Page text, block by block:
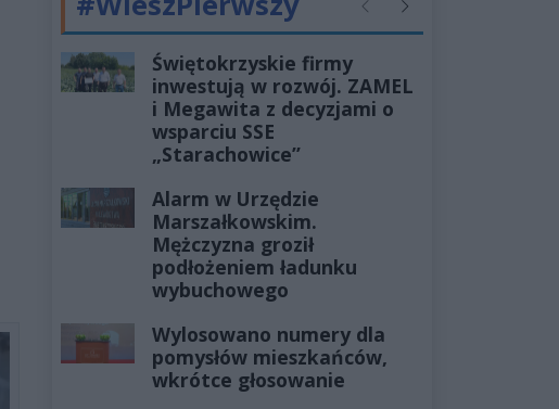
PoprzednieNastępne
Świętokrzyskie firmy
inwestują w rozwój. ZAMEL
i Megawita z decyzjami o
wsparciu SSE
„Starachowice”
Alarm w Urzędzie
Marszałkowskim.
Mężczyzna groził
podłożeniem ładunku
wybuchowego
Wylosowano numery dla
pomysłów mieszkańców,
wkrótce głosowanie